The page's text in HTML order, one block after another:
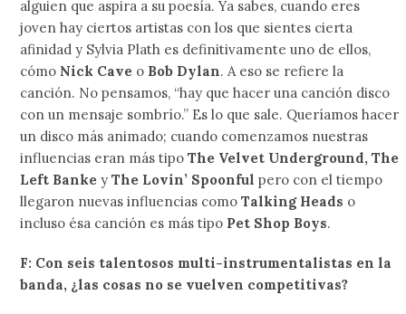
alguien que aspira a su poesía. Ya sabes, cuando eres
joven hay ciertos artistas con los que sientes cierta
afinidad y Sylvia Plath es definitivamente uno de ellos,
cómo Nick Cave o Bob Dylan. A eso se refiere la
canción. No pensamos, “hay que hacer una canción disco
con un mensaje sombrío.” Es lo que sale. Queríamos hacer
un disco más animado; cuando comenzamos nuestras
influencias eran más tipoThe Velvet Underground, The
Left Banke y The Lovin’ Spoonful pero con el tiempo
llegaron nuevas influencias comoTalking Heads o
incluso ésa canción es más tipo Pet Shop Boys.
F: Con seis talentosos multi-instrumentalistas en la
banda, ¿las cosas no se vuelven competitivas?